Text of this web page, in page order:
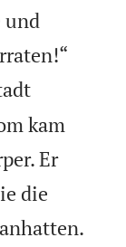
kam
Er
die